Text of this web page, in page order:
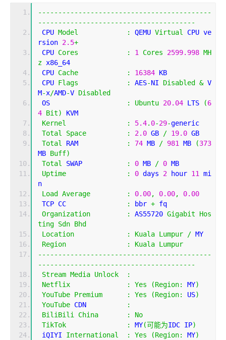
-------------------------------------------
---------------------------------------
CPU Model : QEMU Virtual
CPU ve
rsion 2.5+
CPU Cores : 1 Cores 2599.998 MH
z x86_64
CPU Cache : 16384 KB
CPU Flags : AES-NI Disabled & V
M-x/AMD-V Disabled
OS
: Ubuntu 20.04 LTS (6
4 Bit)
KVM
Kernel
: 5.4. 0-29-generic
Total
Space : 2.0 GB / 19.0 GB
Total
RAM : 74 MB / 981 MB (373
MB Buff)
Total
SWAP : 0 MB / 0 MB
Uptime
: 0 days 2 hour 11
mi
n
Load
Average : 0.00, 0.00,
0.00
TCP CC
: bbr + fq
Organization
: AS55720 Gigabit
Hos
ting Sdn Bhd
Location
: Kuala Lumpur / MY
Region
: Kuala Lumpur
-------------------------------------------
---------------------------------------
Stream Media Unlock
:
Netflix
: Yes (Region: MY)
YouTube Premium : Yes (Region: US)
YouTube CDN
:
BiliBili
China :
No
TikTok
: MY(可能为IDC IP)
iQIYI International : Yes (Region: MY)